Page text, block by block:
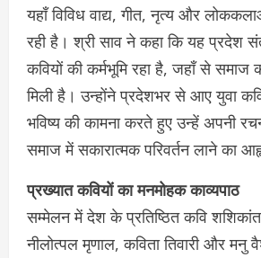
यहाँ विविध वाद्य, गीत, नृत्य और
रही है। श्री साव ने कहा कि यह प्रदेश
कवियों की कर्मभूमि रहा है, जहाँ से समाज
मिली है। उन्होंने प्रदेशभर से आए युवा
भविष्य की कामना करते हुए उन्हें अपनी
समाज में सकारात्मक परिवर्तन लाने का
प्रख्यात कवियों का मनमोहक काव्यपाठ
सम्मेलन में देश के प्रतिष्ठित कवि शशिकांत
नीलोत्पल मृणाल, कविता तिवारी और मनु